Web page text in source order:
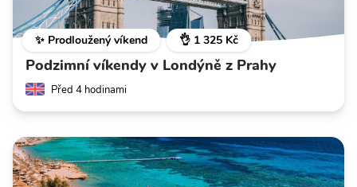
✨ Prodloužený víkend 👌 1 325 Kč
Podzimní víkendy v Londýně z Prahy
Před 4 hodinami